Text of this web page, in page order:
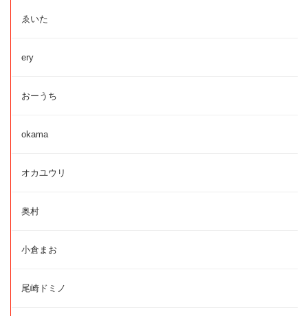
ゑいた
ery
おーうち
okama
オカユウリ
奥村
小倉まお
尾崎ドミノ